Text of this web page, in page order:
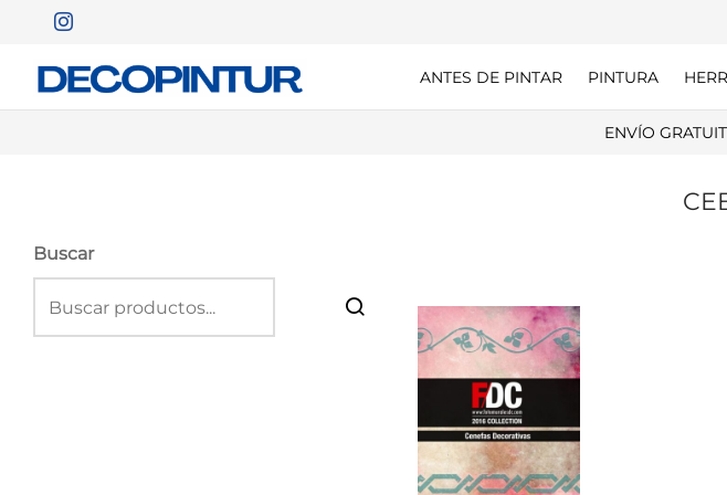
ANTES DE PINTAR PINTURA
ENVÍO
Buscar